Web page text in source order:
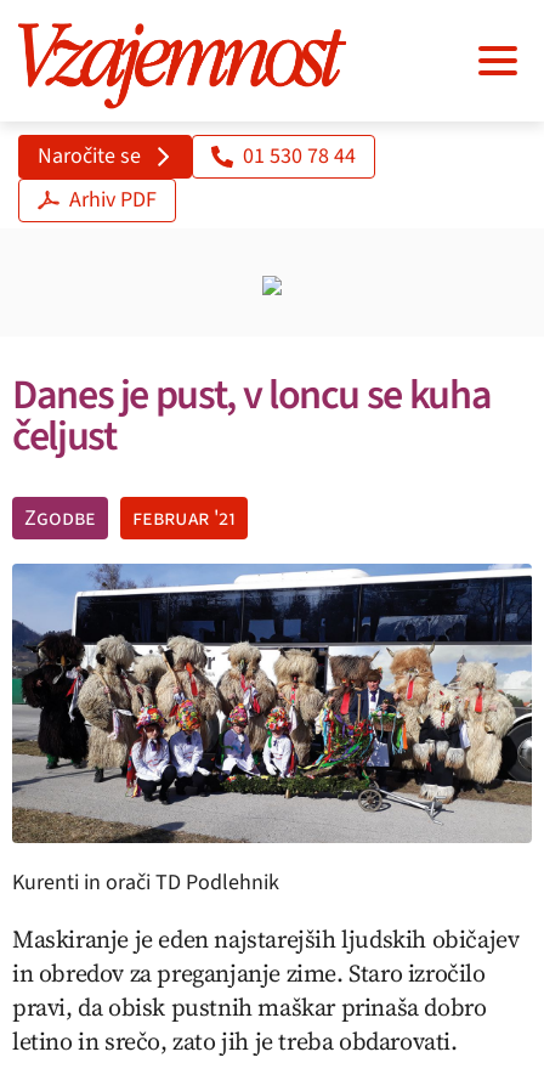
Naročite se
01 530 78 44
Arhiv PDF
Danes je pust, v loncu se kuha
čeljust
Zgodbe februar '21
Kurenti in orači TD Podlehnik
Maskiranje je eden najstarejših ljudskih običajev
in obredov za preganjanje zime. Staro izročilo
pravi, da obisk pustnih maškar prinaša dobro
letino in srečo, zato jih je treba obdarovati.